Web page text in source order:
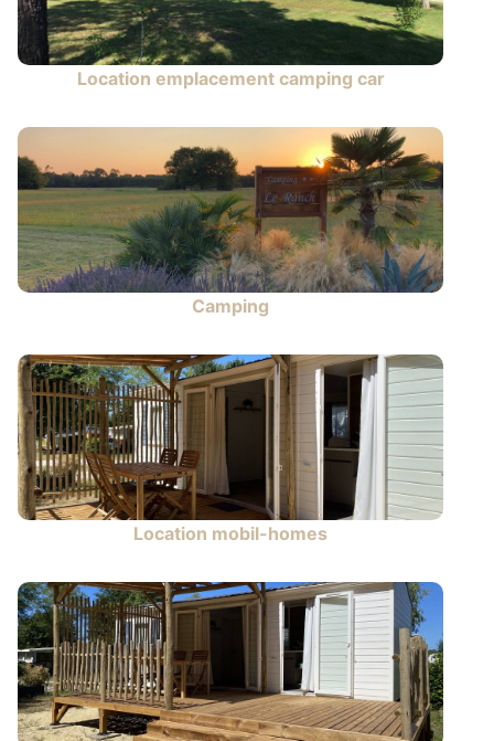
Location emplacement camping car
Camping
Location mobil-homes